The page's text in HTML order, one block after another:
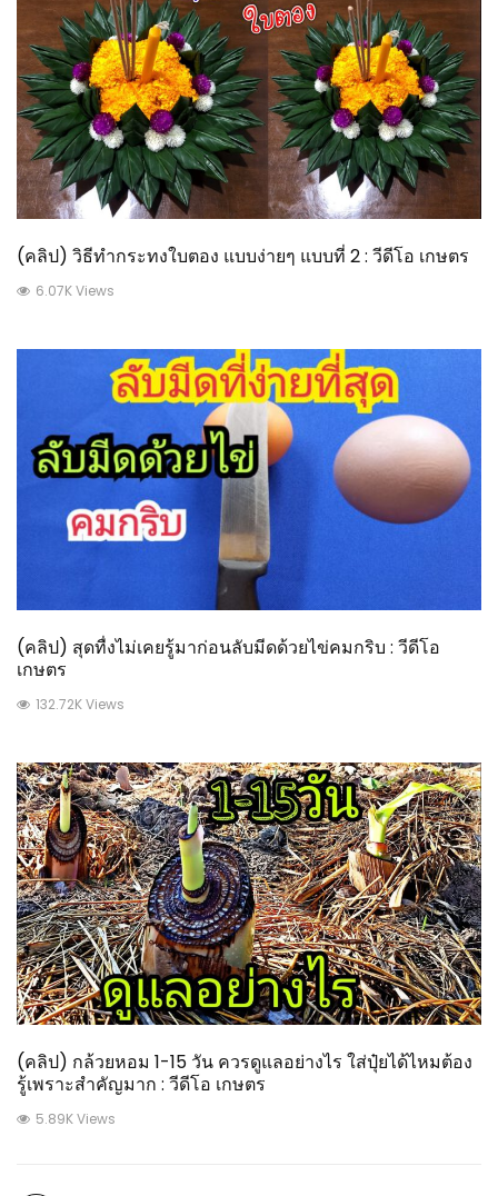
(คลิป) วิธีทำกระทงใบตอง แบบง่ายๆ แบบที่ 2 : วีดีโอ เกษตร
6.07K Views
(คลิป) สุดทื่งไม่เคยรู้มาก่อนลับมีดด้วยไข่คมกริบ : วีดีโอ
เกษตร
132.72K Views
(คลิป) กล้วยหอม 1-15 วัน ควรดูแลอย่างไร ใส่ปุ๋ยได้ไหมต้อง
รู้เพราะสำคัญมาก : วีดีโอ เกษตร
5.89K Views